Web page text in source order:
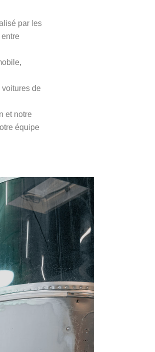
par les
de
et notre
équipe